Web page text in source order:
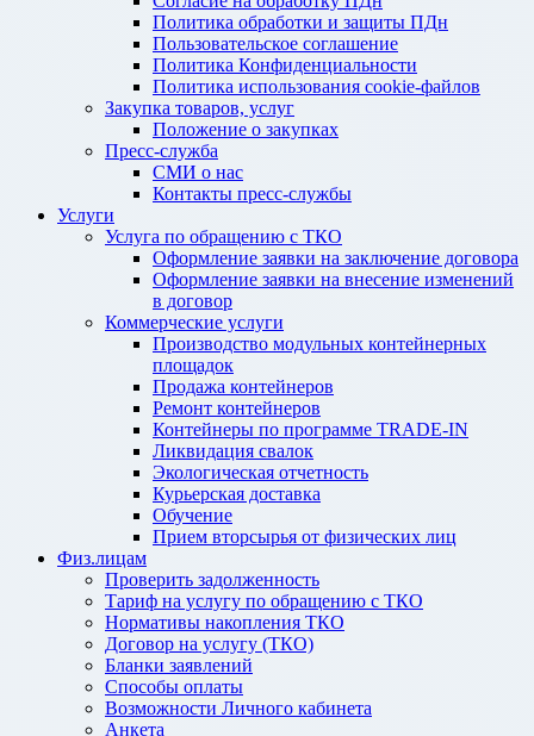
Политика обработки и защиты ПДн
Пользовательское соглашение
Политика Конфиденциальности
Политика использования cookie-файлов
Закупка товаров, услуг
Положение о закупках
Пресс-служба
СМИ о нас
Контакты пресс-службы
Услуги
Услуга по обращению с ТКО
Оформление заявки на заключение договора
Оформление заявки на внесение изменений
в договор
Коммерческие услуги
Производство модульных контейнерных
площадок
Продажа контейнеров
Ремонт контейнеров
Контейнеры по программе TRADE-IN
Ликвидация свалок
Экологическая отчетность
Курьерская доставка
Обучение
Прием вторсырья от физических лиц
Физ.лицам
Проверить задолженность
Тариф на услугу по обращению с ТКО
Нормативы накопления ТКО
Договор на услугу (ТКО)
Бланки заявлений
Способы оплаты
Возможности Личного кабинета
Анкета